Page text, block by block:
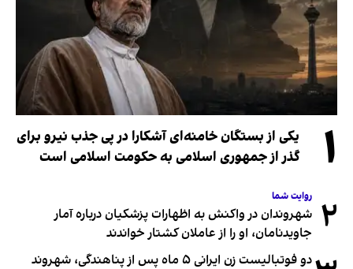
۱
یکی از بستگان خامنه‌ای آشکارا در پی جذب نیرو برای
گذر از جمهوری اسلامی به حکومت اسلامی است
۲ روایت شما
شهروندان در واکنش به اظهارات پزشکیان درباره آمار
جاویدنامان، او را از عاملان کشتار خواندند
دو فوتبالیست زن ایرانی ۵ ماه پس از پناهندگی، شهروند